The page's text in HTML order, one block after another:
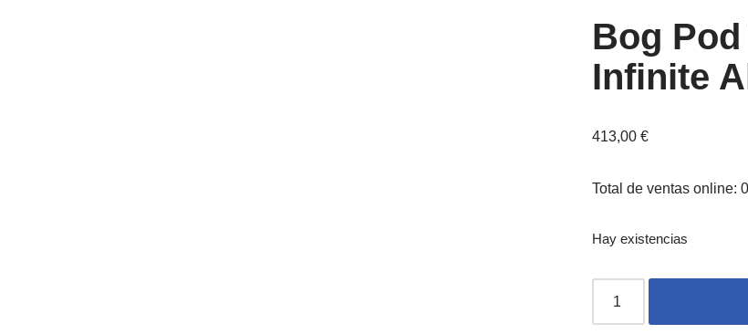
Bog Pod
Infinite
413,00 €
Total de ventas online: 0
Hay existencias